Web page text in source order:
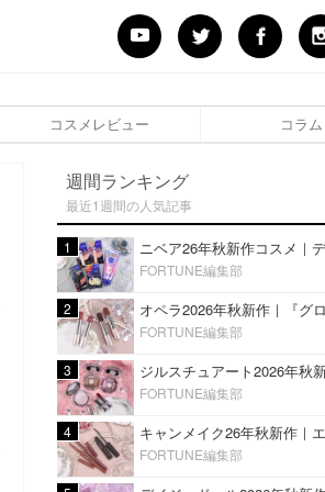
コスメレビュー コラム
週間ランキング
最近1週間の人気記事
1
FORTUNE編集部
2
FORTUNE編集部
3
FORTUNE編集部
4
FORTUNE編集部